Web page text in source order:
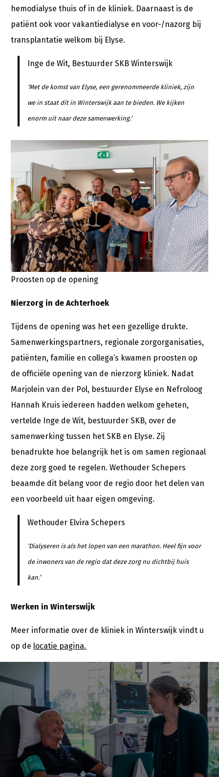
hemodialyse thuis of in de kliniek. Daarnaast is de
patiënt ook voor vakantiedialyse en voor-/nazorg bij
transplantatie welkom bij Elyse.
Inge de Wit, Bestuurder SKB Winterswijk
‘Met de komst van Elyse, een gerenommeerde kliniek, zijn
we in staat dit in Winterswijk aan te bieden. We kijken
enorm uit naar deze samenwerking.’
Proosten op de opening
Nierzorg in de Achterhoek
Tijdens de opening was het een gezellige drukte.
Samenwerkingspartners, regionale zorgorganisaties,
patiënten, familie en collega’s kwamen proosten op
de officiële opening van de nierzorg kliniek. Nadat
Marjolein van der Pol, bestuurder Elyse en Nefroloog
Hannah Kruis iedereen hadden welkom geheten,
vertelde Inge de Wit, bestuurder SKB, over de
samenwerking tussen het SKB en Elyse. Zij
benadrukte hoe belangrijk het is om samen regionaal
deze zorg goed te regelen. Wethouder Schepers
beaamde dit belang voor de regio door het delen van
een voorbeeld uit haar eigen omgeving.
Wethouder Elvira Schepers
‘Dialyseren is als het lopen van een marathon. Heel fijn voor
de inwoners van de regio dat deze zorg nu dichtbij huis
kan.’
Werken in Winterswijk
Meer informatie over de kliniek in Winterswijk vindt u
op de locatie pagina.